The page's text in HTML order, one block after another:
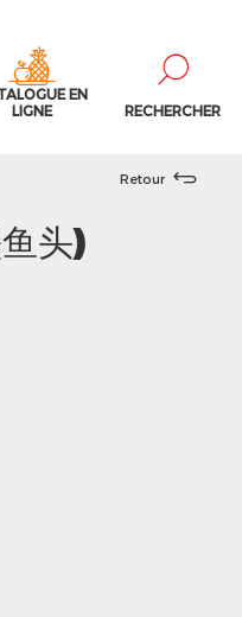
EN
LIGNE
RECHERCHER
Retour
头)